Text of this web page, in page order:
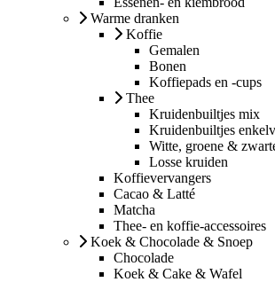
Warme dranken
Koffie
Gemalen
Bonen
Koffiepads en -cups
Thee
Kruidenbuiltjes mix
Kruidenbuiltjes
Witte, groene &
Losse kruiden
Koffievervangers
Cacao & Latté
Matcha
Thee- en koffie-accessoires
Koek & Chocolade & Snoep
Chocolade
Koek & Cake & Wafel